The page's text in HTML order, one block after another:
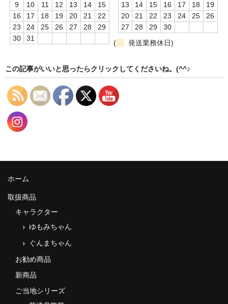
お問合せ
送料のご案内
草津Tip店
9
10 11 12 13 14
15
16
17 18 19 20 21
22
23
24 25 26 27 28
29
30
31
13
14 15 16 17 18
19
20
21 22 23 24 25
26
27
28 29
30
(
発送業務休日)
この記事がいいと思ったらクリックしてくださいね。(^^♪
ホーム
取扱商品
キャラクター
ゆもみちゃん
ぐんまちゃん
お勧め商品
新商品
ご当地シリーズ